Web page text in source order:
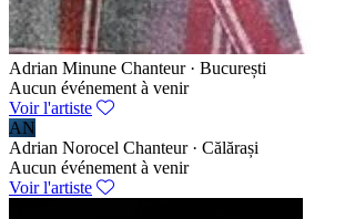
Adrian Minune Chanteur · București
Aucun événement à venir
Voir l'artiste
AN
Adrian Norocel Chanteur · Călărași
Aucun événement à venir
Voir l'artiste